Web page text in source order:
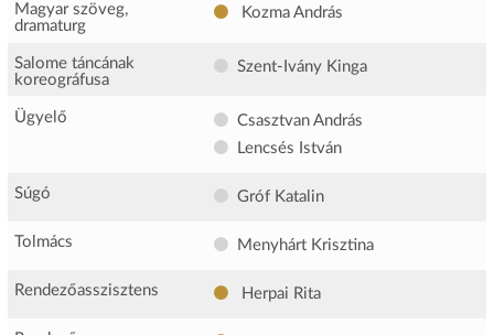
Magyar szöveg,
dramaturg
Kozma András
Salome táncának
koreográfusa
Szent-Ivány Kinga
Ügyelő
Csasztvan András
Lencsés István
Súgó Gróf Katalin
Tolmács Menyhárt Krisztina
Rendezőasszisztens Herpai Rita